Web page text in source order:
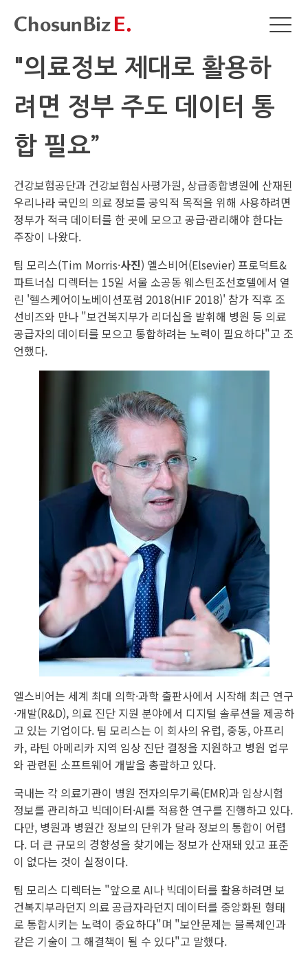
"의료정보 제대로 활용하
려면 정부 주도 데이터 통
합 필요”
건강보험공단과 건강보험심사평가원, 상급종합병원에 산재된
우리나라 국민의 의료 정보를 공익적 목적을 위해 사용하려면
정부가 적극 데이터를 한 곳에 모으고 공급·관리해야 한다는
주장이 나왔다.
팀 모리스(Tim Morris·사진) 엘스비어(Elsevier) 프로덕트&
파트너십 디렉터는 15일 서울 소공동 웨스틴조선호텔에서 열
린 '헬스케어이노베이션포럼 2018(HIF 2018)' 참가 직후 조
선비즈와 만나 "보건복지부가 리더십을 발휘해 병원 등 의료
공급자의 데이터를 모으고 통합하려는 노력이 필요하다"고 조
언했다.
엘스비어는 세계 최대 의학·과학 출판사에서 시작해 최근 연구
·개발(R&D), 의료 진단 지원 분야에서 디지털 솔루션을 제공하
고 있는 기업이다. 팀 모리스는 이 회사의 유럽, 중동, 아프리
카, 라틴 아메리카 지역 임상 진단 결정을 지원하고 병원 업무
와 관련된 소프트웨어 개발을 총괄하고 있다.
국내는 각 의료기관이 병원 전자의무기록(EMR)과 임상시험
정보를 관리하고 빅데이터·AI를 적용한 연구를 진행하고 있다.
다만, 병원과 병원간 정보의 단위가 달라 정보의 통합이 어렵
다. 더 큰 규모의 경향성을 찾기에는 정보가 산재돼 있고 표준
이 없다는 것이 실정이다.
팀 모리스 디렉터는 "앞으로 AI나 빅데이터를 활용하려면 보
건복지부라던지 의료 공급자라던지 데이터를 중앙화된 형태
로 통합시키는 노력이 중요하다"며 "보안문제는 블록체인과
같은 기술이 그 해결책이 될 수 있다"고 말했다.